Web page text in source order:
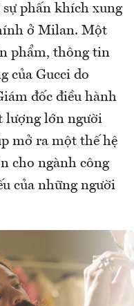
phấn khích xung
ở Milan. Một
phẩm, thông tin
của Gucci do
đốc điều hành
lượng lớn người
mở ra một thế hệ
cho ngành công
của những người